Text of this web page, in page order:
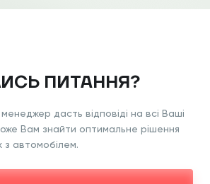
ПИТАННЯ?
менеджер дасть відповіді на всі Ваші
Вам знайти оптимальне рішення
з автомобілем.